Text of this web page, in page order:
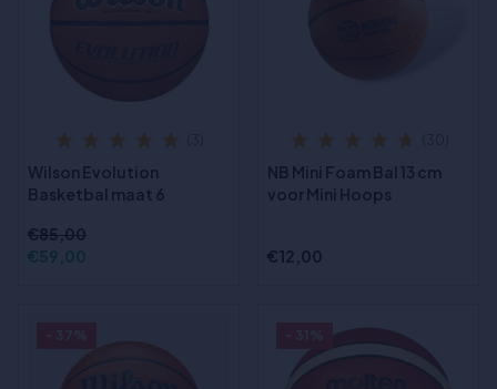
Wilson Evolution
Basketbal maat 6
€85,00
€59,00
NB Mini Foam Bal 13 cm
voor Mini Hoops
€12,00